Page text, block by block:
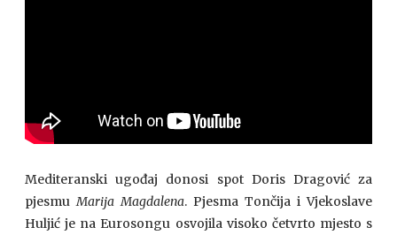
Mediteranski ugođaj donosi spot Doris Dragović za
pjesmu Marija Magdalena. Pjesma Tončija i Vjekoslave
Huljić je na Eurosongu osvojila visoko četvrto mjesto s